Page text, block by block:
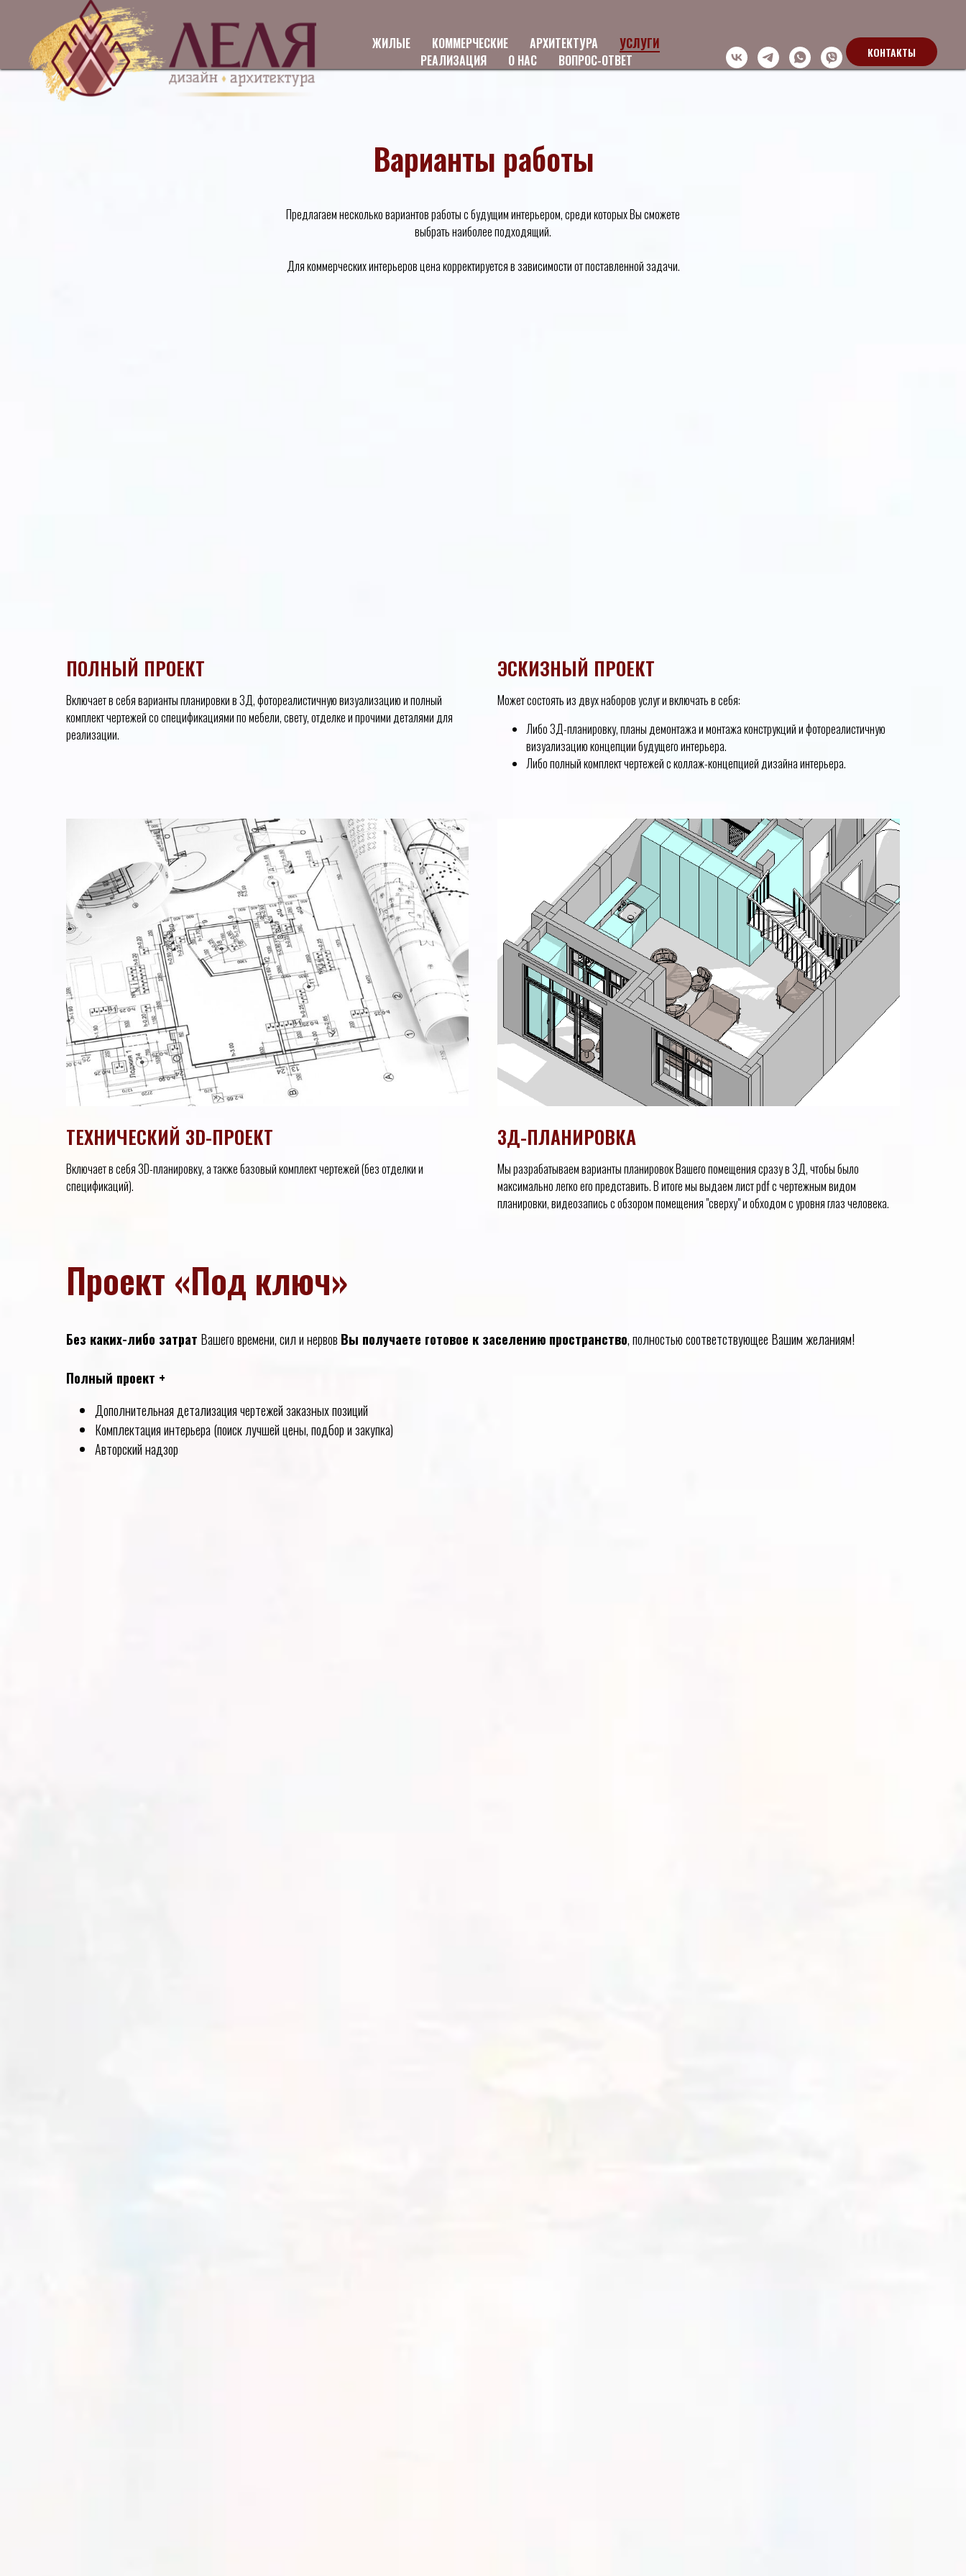
ЖИЛЫЕ КОММЕРЧЕСКИЕ АРХИТЕКТУРА
УСЛУГИ
РЕАЛИЗАЦИЯ
О НАС ВОПРОС-ОТВЕТ КОНТАКТЫ
Варианты работы
Предлагаем несколько вариантов работы с будущим интерьером, среди которых Вы сможете
выбрать наиболее подходящий.
Для коммерческих интерьеров цена корректируется в зависимости от поставленной задачи.
ПОЛНЫЙ ПРОЕКТ
Включает в себя варианты планировки в 3Д, фотореалистичную визуализацию и полный
комплект чертежей со спецификациями по мебели, свету, отделке и прочими деталями для
реализации.
ЭСКИЗНЫЙ ПРОЕКТ
Может состоять из двух наборов услуг и включать в себя:
Либо 3Д-планировку, планы демонтажа и монтажа конструкций и фотореалистичную
визуализацию концепции будущего интерьера.
Либо полный комплект чертежей с коллаж-концепцией дизайна интерьера.
ТЕХНИЧЕСКИЙ 3D-ПРОЕКТ
Включает в себя 3D-планировку, а также базовый комплект чертежей (без отделки и
спецификаций).
3Д-ПЛАНИРОВКА
Мы разрабатываем варианты планировок Вашего помещения сразу в 3Д, чтобы было
максимально легко его представить. В итоге мы выдаем лист pdf с чертежным видом
планировки, видеозапись с обзором помещения "сверху" и обходом с уровня глаз человека.
Проект «Под ключ»
Без каких-либо затрат Вашего времени, сил и нервов Вы получаете готовое к заселению пространство, полностью соответствующее Вашим желаниям!
Полный проект +
Дополнительная детализация чертежей заказных позиций
Комплектация интерьера (поиск лучшей цены, подбор и закупка)
Авторский надзор